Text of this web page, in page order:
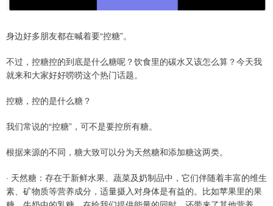
身边好多朋友都在喊着要“控糖”。
不过，控糖控的到底是什么糖呢？饮食里的碳水又该怎么算？今天我
就来和大家好好唠唠这个热门话题。
控糖，控的是什么糖？
我们常说的“控糖”，可不是要控所有糖。
根据来源的不同，糖大致可以分为天然糖和添加糖这两类。
· 天然糖：存在于新鲜水果、蔬菜及奶制品中，它们伴随着丰富的维生
素、矿物质等营养成分，适量摄入对身体是有益的。比如苹果里的果